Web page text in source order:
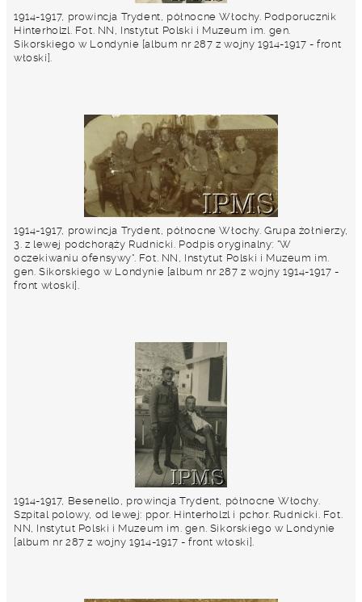
1914-1917, prowincja Trydent, północne Włochy. Podporucznik
Hinterholzl. Fot. NN, Instytut Polski i Muzeum im. gen.
Sikorskiego w Londynie [album nr 287 z wojny 1914-1917 - front
włoski].
1914-1917, prowincja Trydent, północne Włochy. Grupa żołnierzy,
3. z lewej podchorąży Rudnicki. Podpis oryginalny: "W
oczekiwaniu ofensywy". Fot. NN, Instytut Polski i Muzeum im.
gen. Sikorskiego w Londynie [album nr 287 z wojny 1914-1917 -
front włoski].
1914-1917, Besenello, prowincja Trydent, północne Włochy.
Szpital polowy, od lewej: ppor. Hinterholzl i pchor. Rudnicki. Fot.
NN, Instytut Polski i Muzeum im. gen. Sikorskiego w Londynie
[album nr 287 z wojny 1914-1917 - front włoski].